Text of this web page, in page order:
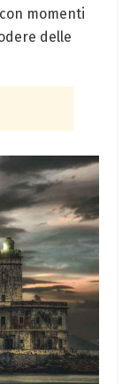
momenti
delle